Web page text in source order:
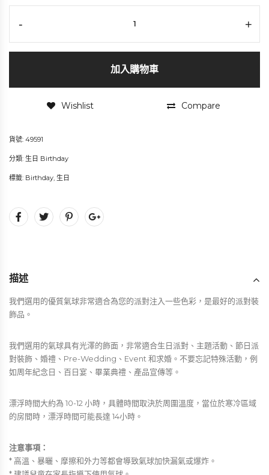
- +
加入購物車
Wishlist Compare
貨號: 49591
分類: 生日 Birthday
標籤: Birthday 生日
描述
我們選用的優質氣球非常適合為您的派對注入一些色彩，是最好的派對裝
飾品。
我們選用的氣球具有光澤的飾面，非常適合生日派對、主題活動、節日派
對裝飾、婚禮、Pre-Wedding、Event 和求婚。不要忘記特殊活動，例
如周年紀念日、百日宴、畢業典禮、產品宣傳等。
漂浮時間大約為 10-12 小時，具體時間取決於周圍溫度，當位於寒冷區域
的房間時，漂浮時間可能長達 14小時。
注意事項：
* 高溫、暴曬、摩擦和外力等都會導致氣球加快漏氣或爆炸。